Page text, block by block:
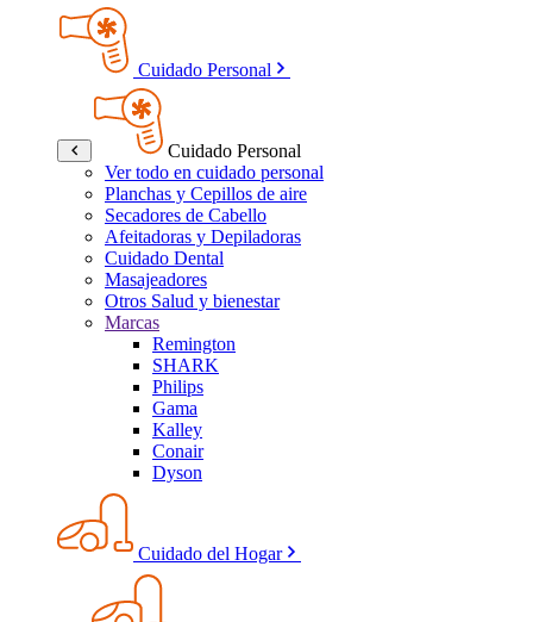
Cuidado Personal
Cuidado Personal
Ver todo en cuidado personal
Planchas y Cepillos de aire
Secadores de Cabello
Afeitadoras y Depiladoras
Cuidado Dental
Masajeadores
Otros Salud y bienestar
Marcas
Remington
SHARK
Philips
Gama
Kalley
Conair
Dyson
Cuidado del Hogar